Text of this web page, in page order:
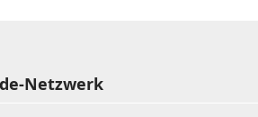
Netzwerk